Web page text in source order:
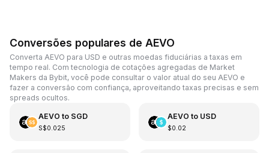
Conversões populares de AEVO
Converta AEVO para USD e outras moedas fiduciárias a taxas em
tempo real. Com tecnologia de cotações agregadas de Market
Makers da Bybit, você pode consultar o valor atual do seu AEVO e
fazer a conversão com confiança, aproveitando taxas precisas e sem
spreads ocultos.
AEVO to SGD
S$0.025
AEVO to USD
$0.02